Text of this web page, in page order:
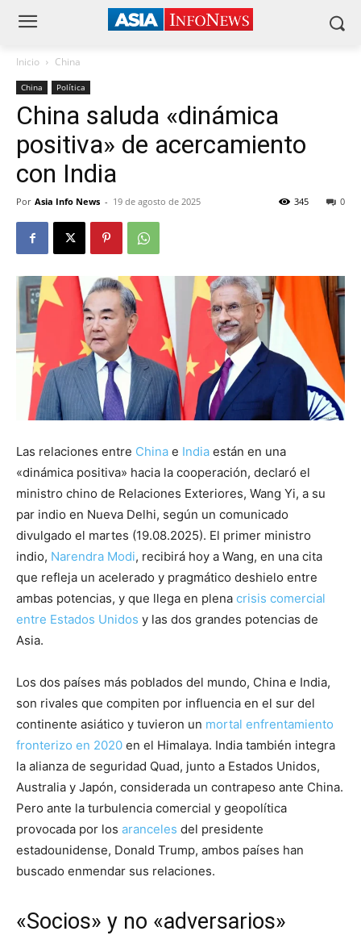
Inicio China
China Política
China saluda «dinámica
positiva» de acercamiento
con India
Por Asia Info News - 19 de agosto de 2025 0
345
Las relaciones entre China e India están en una
«dinámica positiva» hacia la cooperación, declaró el
ministro chino de Relaciones Exteriores, Wang Yi, a su
par indio en Nueva Delhi, según un comunicado
divulgado el martes (19.08.2025). El primer ministro
indio, Narendra Modi, recibirá hoy a Wang, en una cita
que refleja un acelerado y pragmático deshielo entre
ambas potencias, y que llega en plena crisis comercial
entre Estados Unidos y las dos grandes potencias de
Asia.
Los dos países más poblados del mundo, China e India,
son rivales que compiten por influencia en el sur del
continente asiático y tuvieron un mortal enfrentamiento
fronterizo en 2020 en el Himalaya. India también integra
la alianza de seguridad Quad, junto a Estados Unidos,
Australia y Japón, considerada un contrapeso ante China.
Pero ante la turbulencia comercial y geopolítica
provocada por los aranceles del presidente
estadounidense, Donald Trump, ambos países han
buscado enmendar sus relaciones.
«Socios» y no «adversarios»